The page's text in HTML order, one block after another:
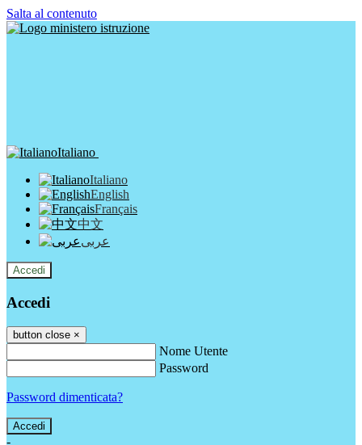
Salta al contenuto
Italiano
Italiano
English
Français
中文
عربى
Accedi
Accedi
button close ×
Nome Utente
Password
Password dimenticata?
-